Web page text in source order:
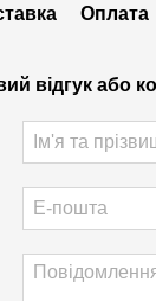
Оплата
відгук або